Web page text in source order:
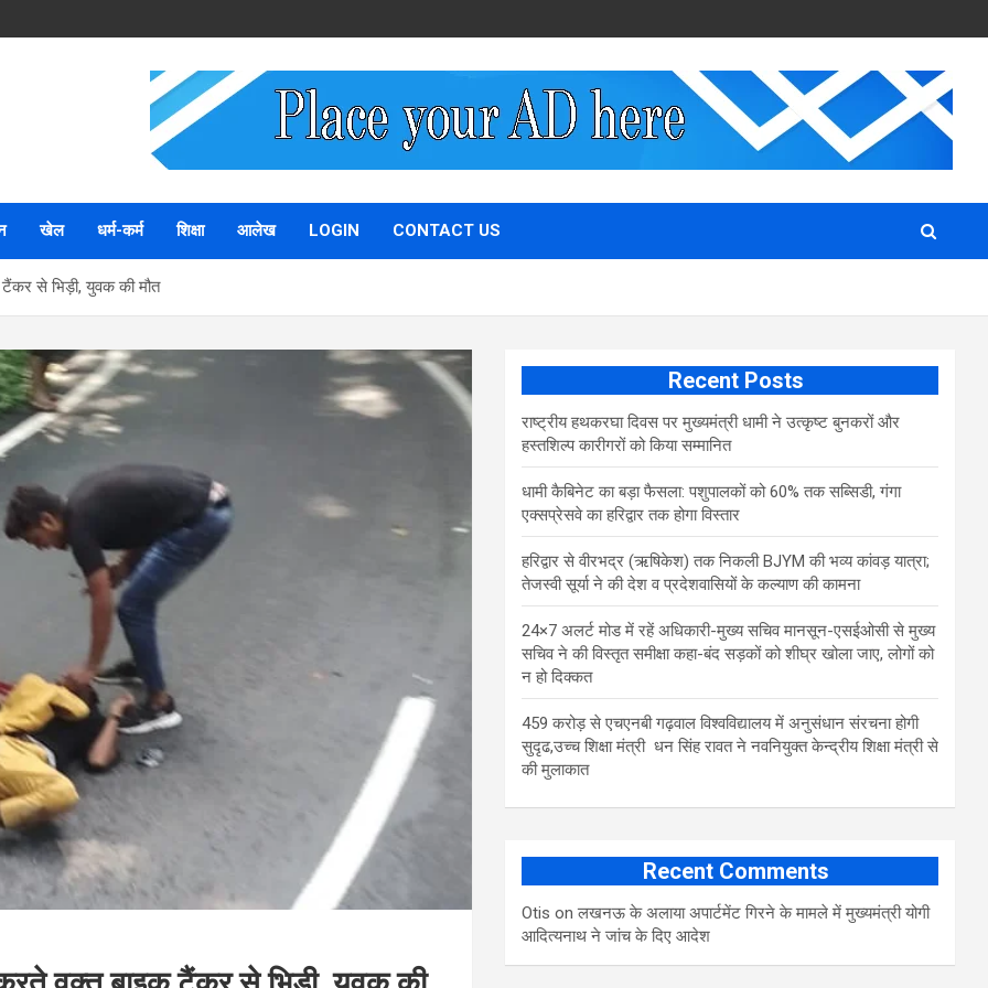
खेल धर्म-कर्म शिक्षा आलेख LOGIN CONTACT US
से भिड़ी, युवक की मौत
Recent Posts
राष्ट्रीय हथकरघा दिवस पर मुख्यमंत्री धामी ने उत्कृष्ट बुनकरों और
हस्तशिल्प कारीगरों को किया सम्मानित
​धामी कैबिनेट का बड़ा फैसला: पशुपालकों को 60% तक सब्सिडी, गंगा
एक्सप्रेसवे का हरिद्वार तक होगा विस्तार
​हरिद्वार से वीरभद्र (ऋषिकेश) तक निकली BJYM की भव्य कांवड़ यात्रा;
तेजस्वी सूर्या ने की देश व प्रदेशवासियों के कल्याण की कामना
24×7 अलर्ट मोड में रहें अधिकारी-मुख्य सचिव मानसून-एसईओसी से मुख्य
सचिव ने की विस्तृत समीक्षा कहा-बंद सड़कों को शीघ्र खोला जाए, लोगों को
न हो दिक्कत
459 करोड़ से एचएनबी गढ़वाल विश्वविद्यालय में अनुसंधान संरचना होगी
सुदृढ,उच्च शिक्षा मंत्री धन सिंह रावत ने नवनियुक्त केन्द्रीय शिक्षा मंत्री से
की मुलाकात
Recent Comments
Otis onलखनऊ के अलाया अपार्टमेंट गिरने के मामले में मुख्‍यमंत्री योगी
आद‍ित्‍यनाथ ने जांच के द‍िए आदेश